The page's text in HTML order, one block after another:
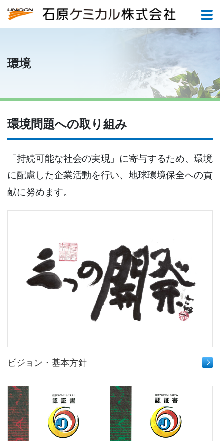
環境
環境問題への取り組み
「持続可能な社会の実現」に寄与するため、環境
に配慮した企業活動を行い、地球環境保全への貢
献に努めます。
ビジョン・基本方針